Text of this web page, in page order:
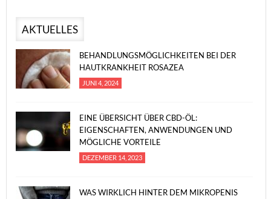
AKTUELLES
BEHANDLUNGSMÖGLICHKEITEN BEI DER
HAUTKRANKHEIT ROSAZEA
JUNI 4, 2024
EINE ÜBERSICHT ÜBER CBD-ÖL:
EIGENSCHAFTEN, ANWENDUNGEN UND
MÖGLICHE VORTEILE
DEZEMBER 14, 2023
WAS WIRKLICH HINTER DEM MIKROPENIS